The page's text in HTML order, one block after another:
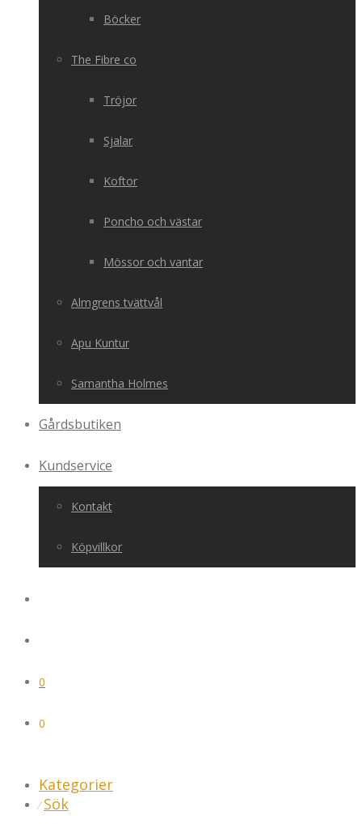
Böcker
The Fibre co
Tröjor
Sjalar
Koftor
Poncho och västar
Mössor och vantar
Almgrens tvättvål
Apu Kuntur
Samantha Holmes
Gårdsbutiken
Kundservice
Kontakt
Köpvillkor
0
0
Kategorier
⁄ Sök